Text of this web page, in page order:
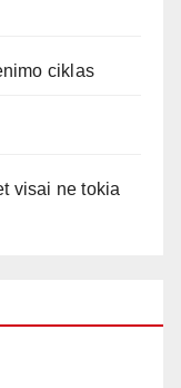
ciklas
visai ne tokia